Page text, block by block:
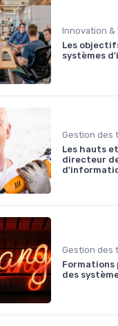
Innovation &
Les
systèmes
Gestion des
Les hauts
directeur
Gestion des
Formations
des